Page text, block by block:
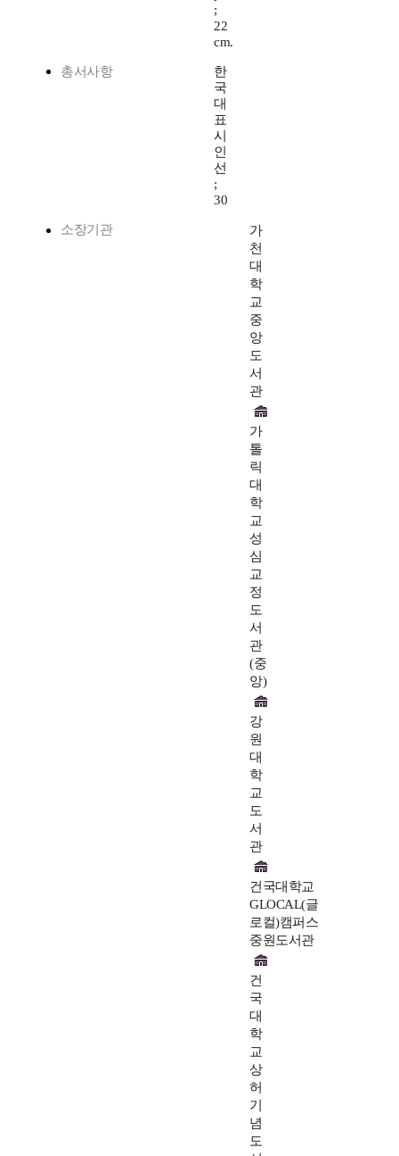
;
22
cm.
총서사항
한
국
대
표
시
인
선
;
30
소장기관
가
천
대
학
교
중
앙
도
서
관
가
톨
릭
대
학
교
성
심
교
정
도
서
관
(중
앙)
강
원
대
학
교
도
서
관
건국대학교
GLOCAL(글
로컬)캠퍼스
중원도서관
건
국
대
학
교
상
허
기
념
도